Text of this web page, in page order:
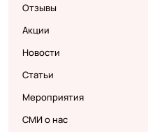
Отзывы
Акции
Новости
Статьи
Мероприятия
СМИ о нас